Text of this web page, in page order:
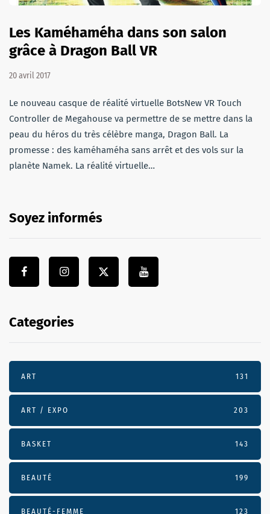
Les Kaméhaméha dans son salon
grâce à Dragon Ball VR
20 avril 2017
Le nouveau casque de réalité virtuelle BotsNew VR Touch
Controller de Megahouse va permettre de se mettre dans la
peau du héros du très célèbre manga, Dragon Ball. La
promesse : des kaméhaméha sans arrêt et des vols sur la
planète Namek. La réalité virtuelle…
Soyez informés
Categories
ART 131
ART / EXPO 203
BASKET 143
BEAUTÉ 199
BEAUTÉ-FEMME 123